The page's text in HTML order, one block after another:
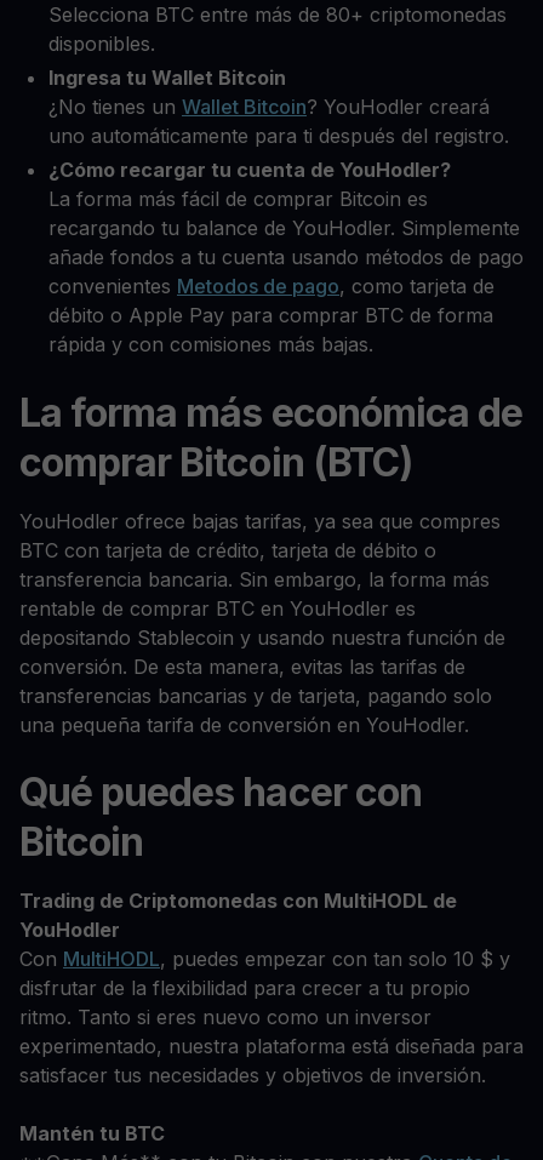
Selecciona BTC entre más de 80+ criptomonedas
disponibles.
Ingresa tu Wallet Bitcoin
¿No tienes un Wallet Bitcoin? YouHodler creará
uno automáticamente para ti después del registro.
¿Cómo recargar tu cuenta de YouHodler?
La forma más fácil de comprar Bitcoin es
recargando tu balance de YouHodler. Simplemente
añade fondos a tu cuenta usando métodos de pago
convenientes Metodos de pago, como tarjeta de
débito o Apple Pay para comprar BTC de forma
rápida y con comisiones más bajas.
La forma más económica de
comprar Bitcoin (BTC)
YouHodler ofrece bajas tarifas, ya sea que compres
BTC con tarjeta de crédito, tarjeta de débito o
transferencia bancaria. Sin embargo, la forma más
rentable de comprar BTC en YouHodler es
depositando Stablecoin y usando nuestra función de
conversión. De esta manera, evitas las tarifas de
transferencias bancarias y de tarjeta, pagando solo
una pequeña tarifa de conversión en YouHodler.
Qué puedes hacer con
Bitcoin
Trading de Criptomonedas con MultiHODL de
YouHodler
Con MultiHODL, puedes empezar con tan solo 10 $ y
disfrutar de la flexibilidad para crecer a tu propio
ritmo. Tanto si eres nuevo como un inversor
experimentado, nuestra plataforma está diseñada para
satisfacer tus necesidades y objetivos de inversión.
Mantén tu BTC